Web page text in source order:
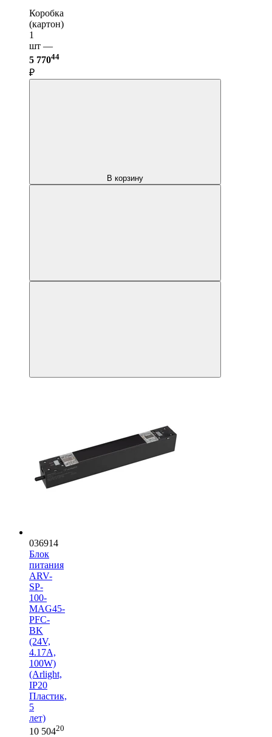
Коробка
(картон)
1
шт —
5 77044
₽
В корзину
036914
Блок
питания
ARV-
SP-
100-
MAG45-
PFC-
BK
(24V,
4.17A,
100W)
(Arlight,
IP20
Пластик,
5
лет)
10 50420